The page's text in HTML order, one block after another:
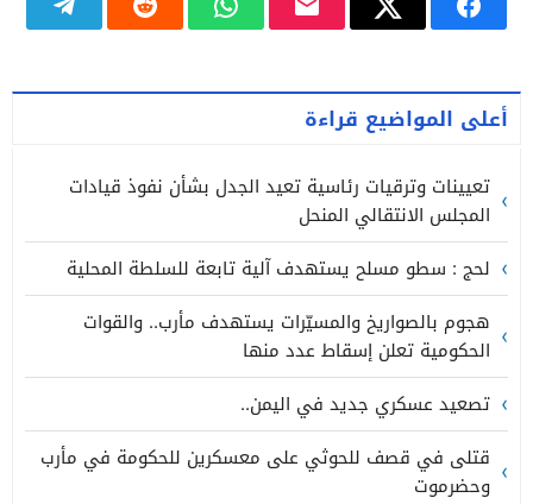
أعلى المواضيع قراءة
تعيينات وترقيات رئاسية تعيد الجدل بشأن نفوذ قيادات
المجلس الانتقالي المنحل
لحج : سطو مسلح يستهدف آلية تابعة للسلطة المحلية
هجوم بالصواريخ والمسيّرات يستهدف مأرب.. والقوات
الحكومية تعلن إسقاط عدد منها
تصعيد عسكري جديد في اليمن..
قتلى في قصف للحوثي على معسكرين للحكومة في مأرب
وحضرموت